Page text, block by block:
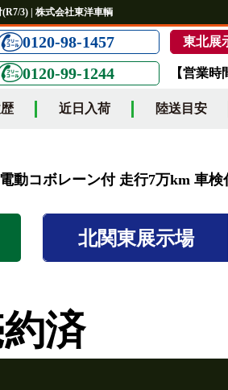
3) | 株式会社東洋車輌
0120-98-1457 東北展
0120-99-1244 【営業
近日入荷 陸送目安
動コボレーン付 走行7万km 車検
北関東展示場
済